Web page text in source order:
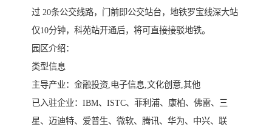
过 20条公交线路，门前即公交站台，地铁罗宝线深大站
仅10分钟，科苑站开通后，将可直接接驳地铁。
园区介绍：
类型信息
主导产业：金融投资,电子信息,文化创意,其他
已入驻企业：IBM、ISTC、菲利浦、康柏、佛雷、三
星、迈迪特、爱普生、微软、腾讯、华为、中兴、联